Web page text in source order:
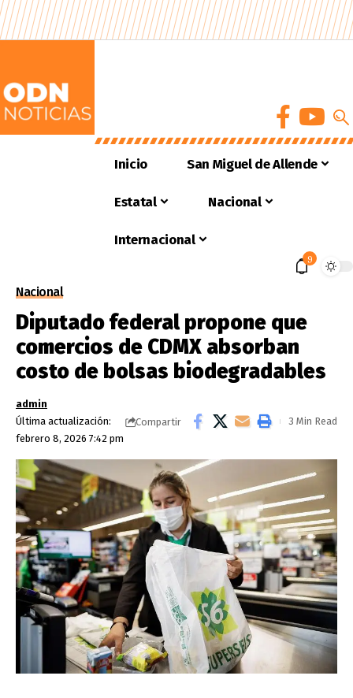
Inicio San Miguel de Allende
Estatal Nacional
Internacional
9
Nacional
Diputado federal propone que
comercios de CDMX absorban
costo de bolsas biodegradables
Última actualización:
febrero 8, 2026 7:42 pm
admin
Compartir
3 Min Read